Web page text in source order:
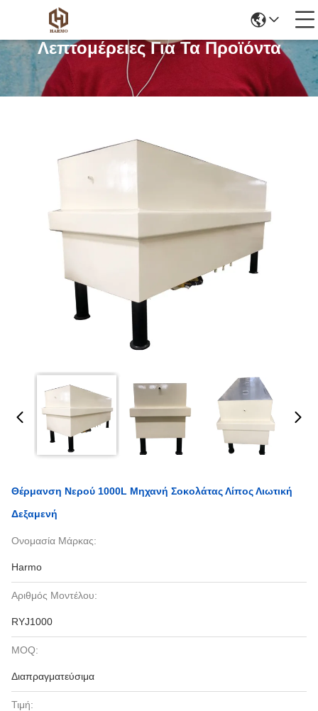
Λεπτομέρειες Για Τα Προϊόντα
Θέρμανση Νερού 1000L Μηχανή Σοκολάτας Λίπος Λιωτική
Δεξαμενή
Ονομασία Μάρκας:
Harmo
Αριθμός Μοντέλου:
RYJ1000
MOQ:
Διαπραγματεύσιμα
Τιμή: